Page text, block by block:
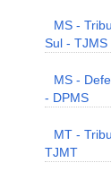
MS -
Sul - TJMS
MS -
- DPMS
MT -
TJMT